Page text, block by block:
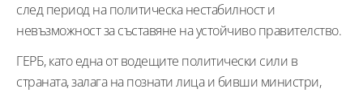
след период на политическа нестабилност и
невъзможност за съставяне на устойчиво правителство.
ГЕРБ, като една от водещите политически сили в
страната, залага на познати лица и бивши министри,